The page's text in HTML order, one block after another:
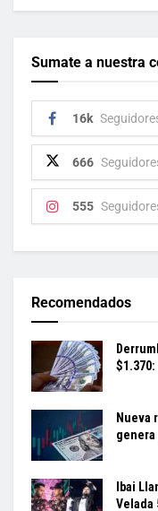
Sumate a nuestra
16k
666
555
Recomendados
Nueva
Ibai
Velada